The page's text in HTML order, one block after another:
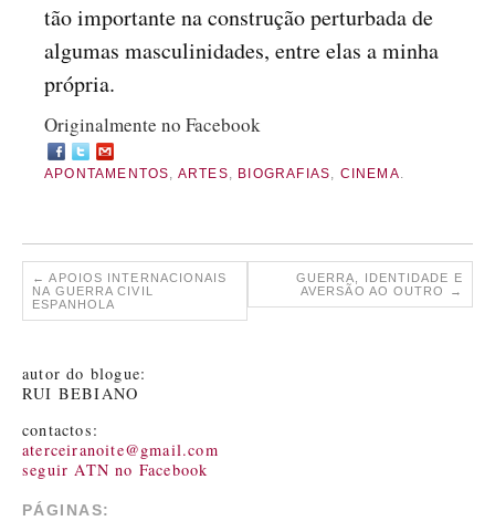
tão importante na construção perturbada de
algumas masculinidades, entre elas a minha
própria.
Originalmente no Facebook
APONTAMENTOS, ARTES, BIOGRAFIAS, CINEMA.
← APOIOS INTERNACIONAIS
NA GUERRA CIVIL
ESPANHOLA
GUERRA, IDENTIDADE E
AVERSÃO AO OUTRO
→
autor do blogue:
RUI BEBIANO
contactos:
aterceiranoite@gmail.com
seguir ATN no Facebook
PÁGINAS: